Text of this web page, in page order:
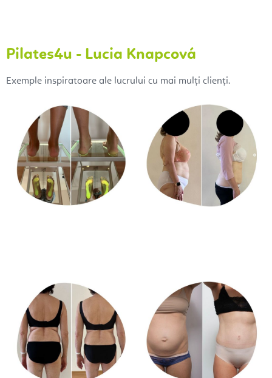
Pilates4u - Lucia Knapcová
Exemple inspiratoare ale lucrului cu mai mulți clienți.